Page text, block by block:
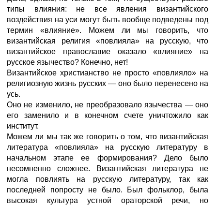
типы влияния: не все явления византийского
воздействия на уси могут быть вообще подведены под
термин «влияние». Можем ли мы говорить, что
византийская религия «повлияла» на русскую, что
византийское православие оказало «влияние» на
русское язычество? Конечно, нет!
Византийское христианство не просто «повлияло» на
религиозную жизнь русских — оно было перенесено на
усь.
Оно не изменило, не преобразовало язычества — оно
его заменило и в конечном счете уничтожило как
институт.
Можем ли мы так же говорить о том, что византийская
литература «повлияла» на русскую литературу в
начальном этапе ее формирования? Дело было
несомненно сложнее. Византийская литература не
могла повлиять на русскую литературу, так как
последней попросту не было. Был фольклор, была
высокая культура устной ораторской речи, но